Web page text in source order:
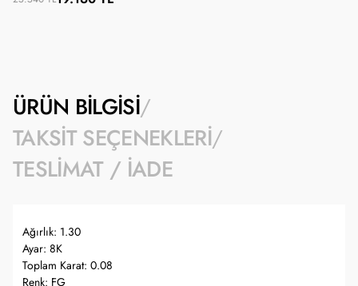
ÜRÜN BILGISI
TAKSIT SEÇENEKLERI
TESLIMAT / İADE
Ağırlık: 1.30
Ayar: 8K
Toplam Karat: 0.08
Renk: FG